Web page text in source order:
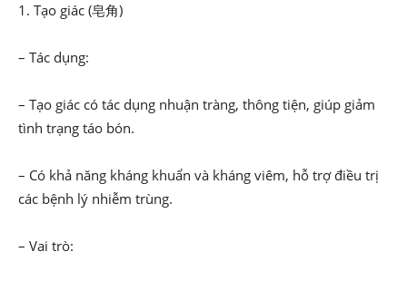
1. Tạo giác (皂角)
– Tác dụng:
– Tạo giác có tác dụng nhuận tràng, thông tiện, giúp giảm
tình trạng táo bón.
– Có khả năng kháng khuẩn và kháng viêm, hỗ trợ điều trị
các bệnh lý nhiễm trùng.
– Vai trò: